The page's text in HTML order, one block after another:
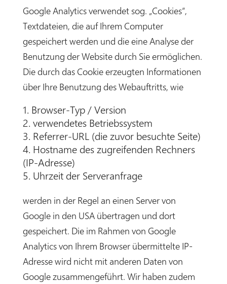
Google Analytics verwendet sog. „Cookies“,
Textdateien, die auf Ihrem Computer
gespeichert werden und die eine Analyse der
Benutzung der Website durch Sie ermöglichen.
Die durch das Cookie erzeugten Informationen
über Ihre Benutzung des Webauftritts, wie
Browser-Typ / Version
verwendetes Betriebssystem
Referrer-URL (die zuvor besuchte Seite)
Hostname des zugreifenden Rechners
(IP-Adresse)
Uhrzeit der Serveranfrage
werden in der Regel an einen Server von
Google in den USA übertragen und dort
gespeichert. Die im Rahmen von Google
Analytics von Ihrem Browser übermittelte IP-
Adresse wird nicht mit anderen Daten von
Google zusammengeführt. Wir haben zudem